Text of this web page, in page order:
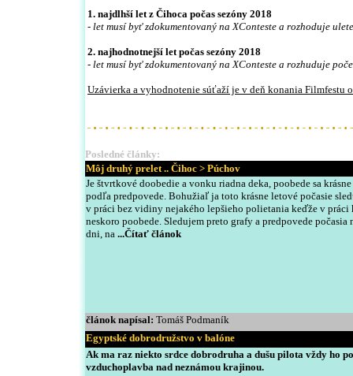
1. najdlhší let z Čihoca počas sezóny 2018
- let musí byť zdokumentovaný na XConteste a rozhoduje
2. najhodnotnejší let počas sezóny 2018
- let musí byť zdokumentovaný na XConteste a rozhuduje
Uzávierka a vyhodnotenie súťaží je v deň konania Filmfestu
Posledné články:
Môj druhý prelet .. Čihoc > Púchov
Je štvrtkové doobedie a vonku riadna deka, poobede sa
podľa predpovede. Bohužiaľ ja toto krásne letové počasie
v práci bez vidiny nejakého lepšieho polietania keďže v práci
neskoro poobede. Sledujem preto grafy a predpovede počasia
dni, na ...Čítať článok
článok napísal: Tomáš Podmaník
Egyptské dobrodružstvo v balóne
Ak ma raz niekto srdce dobrodruha a dušu pilota vždy ho
vzduchoplavba nad neznámou krajinou.